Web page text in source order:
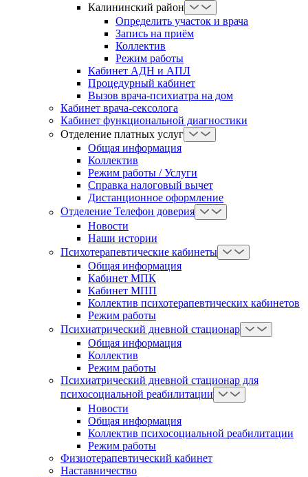
Калининский район
Определить участок и врача
Запись на приём
Коллектив
Режим работы
Кабинет АДН и АПЛ
Процедурный кабинет
Вызов врача-психиатра на дом
Кабинет врача-сексолога
Кабинет функциональной диагностики
Отделение платных услуг
Общая информация
Коллектив
Режим работы / Услуги
Справка налоговый вычет
Дистанционное оформление
Отделение Телефон доверия
Новости
Наши истории
Психотерапевтические кабинеты
Общая информация
Кабинет МПК
Кабинет МПП
Коллектив психотерапевтических кабинетов
Режим работы
Психиатрический дневной стационар
Общая информация
Коллектив
Режим работы
Психиатрический дневной стационар для
психосоциальной реабилитации
Новости
Общая информация
Коллектив психосоциальной реабилитации
Режим работы
Физиотерапевтический кабинет
Наставничество